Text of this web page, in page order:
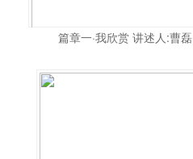
篇章一·我欣赏 讲述人:曹磊